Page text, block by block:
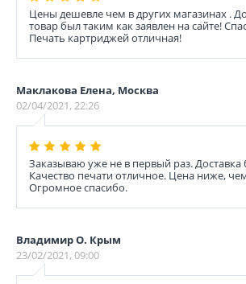
Цены дешевле чем в других магазинах .
товар был таким как заявлен на сайте!
Печать картриджей отличная!
Маклакова Елена, Москва
02/04/2021, 22:26
Заказываю уже не в первый раз. Доставка
Качество печати отличное. Цена ниже,
Огромное спасибо.
Владимир О. Крым
23/02/2021, 09:00